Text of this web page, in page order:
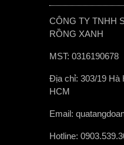
CÔNG TY TNHH
RỒNG XANH
MST: 0316190678
Địa chỉ: 303/19 Hà
HCM
Email:
Hotline: